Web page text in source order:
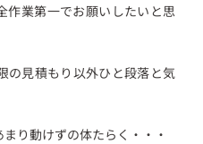
作業第一でお願いしたいと思
の見積もり以外ひと段落と気
り動けずの体たらく・・・